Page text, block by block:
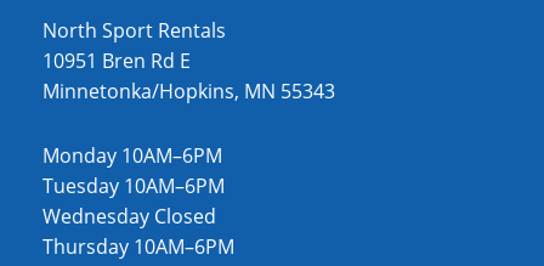
North Sport Rentals
10951 Bren Rd E
Minnetonka/Hopkins, MN 55343
Monday 10AM–6PM
Tuesday 10AM–6PM
Wednesday Closed
Thursday 10AM–6PM